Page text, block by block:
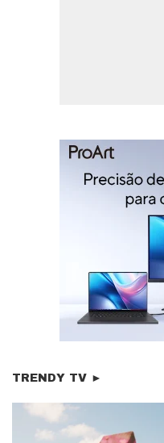
TRENDY TV ►